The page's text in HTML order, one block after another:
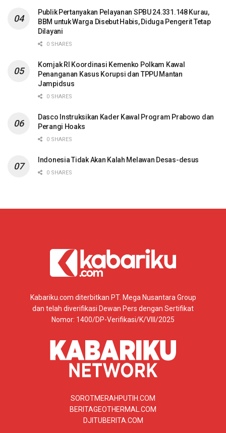
Publik Pertanyakan Pelayanan SPBU 24.331.148 Kurau,
BBM untuk Warga Disebut Habis, Diduga Pengerit Tetap
Dilayani
0 SHARES
Komjak RI Koordinasi Kemenko Polkam Kawal
Penanganan Kasus Korupsi dan TPPU Mantan
Jampidsus
0 SHARES
Dasco Instruksikan Kader Kawal Program Prabowo dan
Perangi Hoaks
0 SHARES
Indonesia Tidak Akan Kalah Melawan Desas-desus
0 SHARES
Kabariku.com diterbitkan PT. Mega Nusantara Group
dan telah diverifikasi Dewan Pers dengan Sertifikat
Nomor: 1400/DP-Verifikasi/K/VIII/2025
SOROTMERAHPUTIH.COM
BERITAGEOTHERMAL.COM
DJITUBERITA.COM